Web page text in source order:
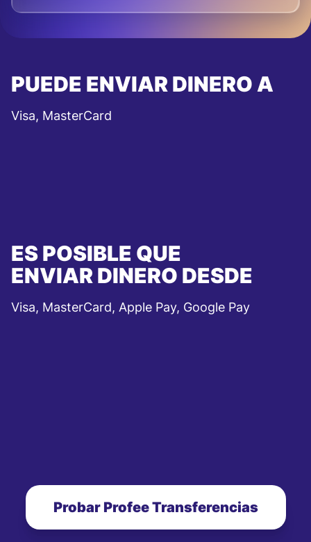
PUEDE ENVIAR DINERO A
Visa, MasterCard
ES POSIBLE QUE
ENVIAR DINERO DESDE
Visa, MasterCard, Apple Pay, Google Pay
Probar Profee Transferencias